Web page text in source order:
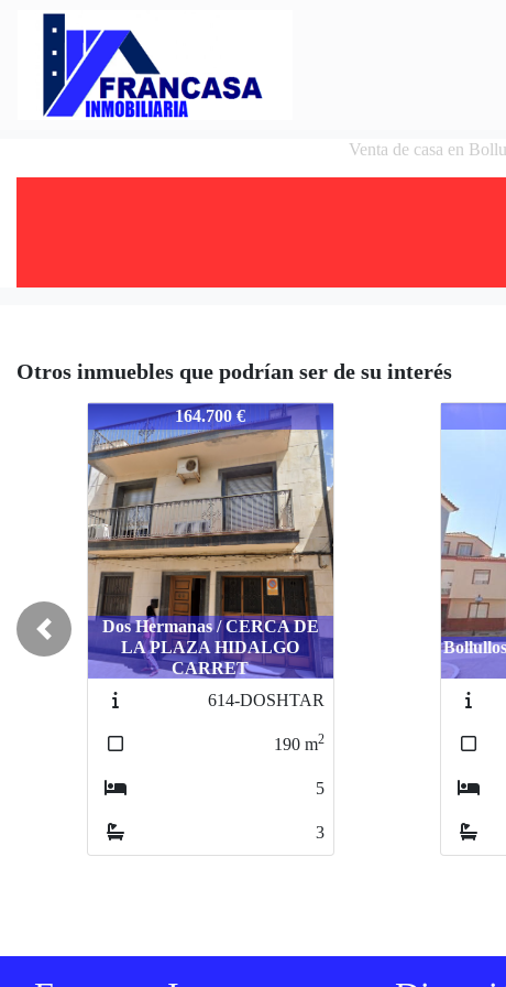
Venta de casa en
Otros inmuebles que podrían ser de su interés
923-SEVBOLLDESP
164.700 €
Dos Hermanas / CERCA DE
LA PLAZA HIDALGO
CARRET
614-DOSHTAR
190 m2
5
3
923-
Previous